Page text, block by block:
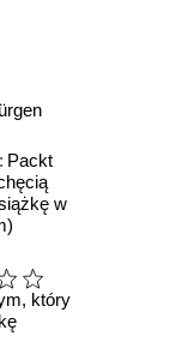
Packt
w
który